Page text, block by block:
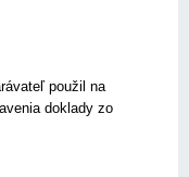
použil na
doklady zo